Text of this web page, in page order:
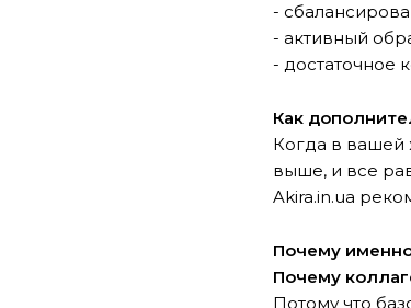
-
- активный
- достаточное
Как
Когда в вашей
выше, и все
Akira.in.ua
Почему
Почему
Потому что